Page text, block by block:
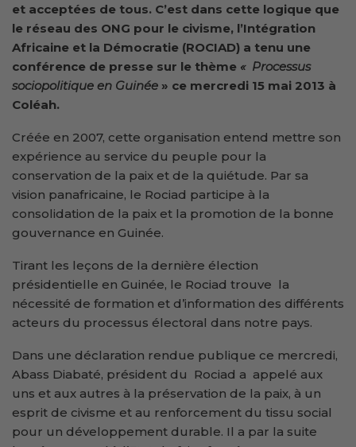
et acceptées de tous. C’est dans cette logique que
le réseau des ONG pour le civisme, l’Intégration
Africaine et la Démocratie (ROCIAD) a tenu une
conférence de presse sur le thème « Processus
sociopolitique en Guinée » ce mercredi 15 mai 2013 à
Coléah.
Créée en 2007, cette organisation entend mettre son
expérience au service du peuple pour la
conservation de la paix et de la quiétude. Par sa
vision panafricaine, le Rociad participe à la
consolidation de la paix et la promotion de la bonne
gouvernance en Guinée.
Tirant les leçons de la dernière élection
présidentielle en Guinée, le Rociad trouve la
nécessité de formation et d’information des différents
acteurs du processus électoral dans notre pays.
Dans une déclaration rendue publique ce mercredi,
Abass Diabaté, président du Rociad a appelé aux
uns et aux autres à la préservation de la paix, à un
esprit de civisme et au renforcement du tissu social
pour un développement durable. Il a par la suite